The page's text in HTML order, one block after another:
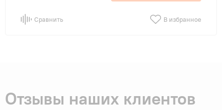
Сравнить В избранное
Отзывы наших клиентов